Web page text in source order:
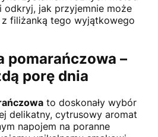
odkryj, jak przyjemnie może
filiżanką tego wyjątkowego
pomarańczowa –
porę dnia
to doskonały wybór
delikatny, cytrusowy aromat
napojem na poranne